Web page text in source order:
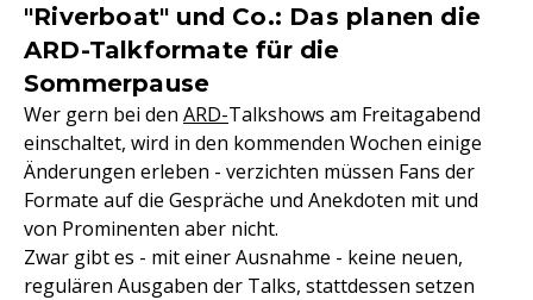
"Riverboat" und Co.: Das planen die
ARD-Talkformate für die
Sommerpause
Wer gern bei den ARD-Talkshows am Freitagabend
einschaltet, wird in den kommenden Wochen einige
Änderungen erleben - verzichten müssen Fans der
Formate auf die Gespräche und Anekdoten mit und
von Prominenten aber nicht.
Zwar gibt es - mit einer Ausnahme - keine neuen,
regulären Ausgaben der Talks, stattdessen setzen